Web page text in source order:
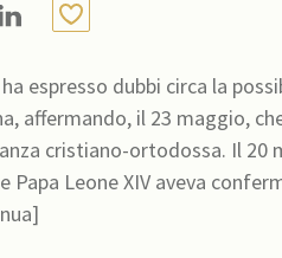
espresso dubbi circa la
affermando, il 23 maggio,
20 maggio, la presidente del Consiglio
Papa Leone XIV aveva